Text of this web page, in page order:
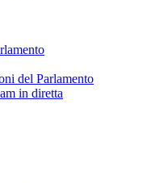
del Parlamento
in diretta